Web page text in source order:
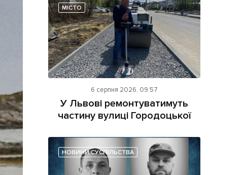
Реклама на сайті
МІСТО
6 серпня 2026, 09:57
У Львові ремонтуватимуть
частину вулиці Городоцької
НОВИНИ СУСПІЛЬСТВА